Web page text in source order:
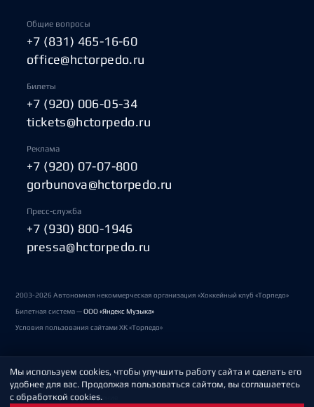
Общие вопросы
+7 (831) 465-16-60
office@hctorpedo.ru
Билеты
+7 (920) 006-05-34
tickets@hctorpedo.ru
Реклама
+7 (920) 07-07-800
gorbunova@hctorpedo.ru
Пресс-служба
+7 (930) 800-1946
pressa@hctorpedo.ru
2003-2026 Автономная некоммерческая организация «Хоккейный клуб «Торпедо»
Билетная система —ООО «Яндекс Музыка»
Условия пользования сайтами ХК «Торпедо»
Политика обработки персональных данных
Пользовательское соглашение
Мы используем cookies, чтобы улучшить работу сайта и сделать его
удобнее для вас. Продолжая пользоваться сайтом, вы соглашаетесь
с обработкой cookies.